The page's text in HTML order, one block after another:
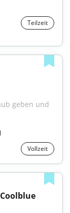
Teilzeit
geben und
Vollzeit